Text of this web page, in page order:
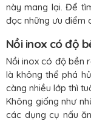
này mang lại. Để
đọc những ưu điểm
Nồi inox có độ
Nồi inox có độ bền
là không thể phá
càng nhiều lớp thì
Không giống như
các dụng cụ nấu